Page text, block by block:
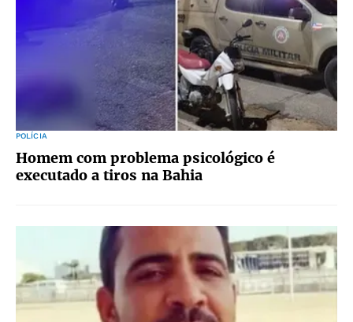
POLÍCIA
Homem com problema psicológico é
executado a tiros na Bahia